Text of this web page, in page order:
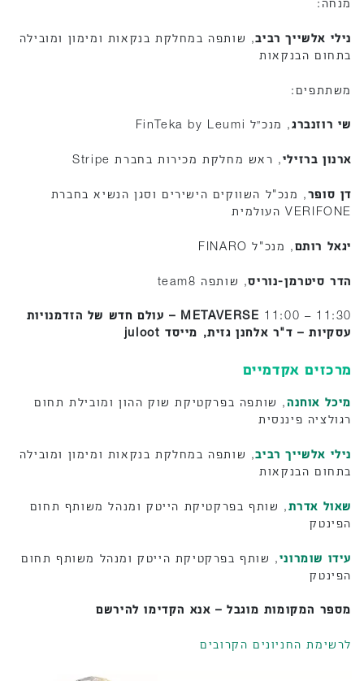
נילי אלשייך רביב, שותפה במחלקת בנקאות ומימון ומובילה
בתחום הבנקאות
משתתפים:
שי רוזנברג, מנכ״ל FinTeka by Leumi
ארנון ברזילי, ראש מחלקת מכירות בחברת Stripe
דן סופר, מנכ"ל השווקים הישירים וסגן הנשיא בחברת
VERIFONE העולמית
יגאל רותם, מנכ"ל FINARO
הדר סיטרמן-נוריס, שותפה team8
11:30 – 11:00
METAVERSE – עולם חדש של הזדמנויות
עסקיות – ד"ר אלחנן גזית, מייסד juloot
מרכזים אקדמיים
מיכל אוחנה, שותפה בפרקטיקת שוק ההון ומובילת תחום
רגולציה פיננסית
נילי אלשייך רביב, שותפה במחלקת בנקאות ומימון ומובילה
בתחום הבנקאות
שאול אדרת, שותף בפרקטיקת הייטק ומנהל משותף תחום
הפינטק
עידו שומרוני, שותף בפרקטיקת הייטק ומנהל משותף תחום
הפינטק
מספר המקומות מוגבל – אנא הקדימו להירשם
לרשימת החניונים הקרובים